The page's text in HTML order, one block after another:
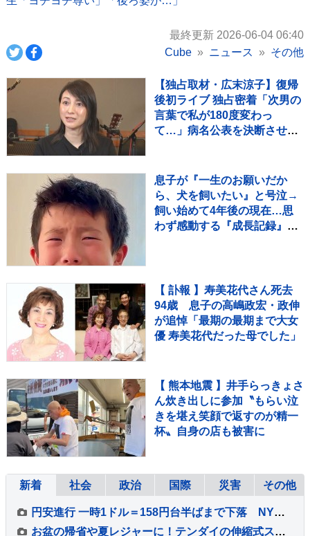
最終更新 2026-06-04 06:40
Cube
ニュース その他
【独占取材・広末涼子】復帰
後初ライブ 独占密着「次男の
言葉で私が180度変わっ
て…」病名公表を決断させ
息子が『一生のお願いだか
ら、犬を飼いたい』と号泣→
飼い始めて4年後の現在…思
わず感動する『成長記録』が
【 訃報 】寿美花代さん死去
94歳 息子の高嶋政宏・政伸
が追悼「最期の最期まで大女
優 寿美花代だった母でした」
【 熊本地震 】井手らっきょさ
ん炊き出しに参加〝もらい泣
きを堪え笑顔で返すのが精一
杯〟自身の店も被害に
新着 社会 政治 国際 災害 その他
円安進行 一時1ドル＝158円台半ばまで下落 NY市場での原油価格上昇をきっかけに
お盆の帰省や夏レジャーに！テンダイの伸縮式スツールで家族分の座席を確保